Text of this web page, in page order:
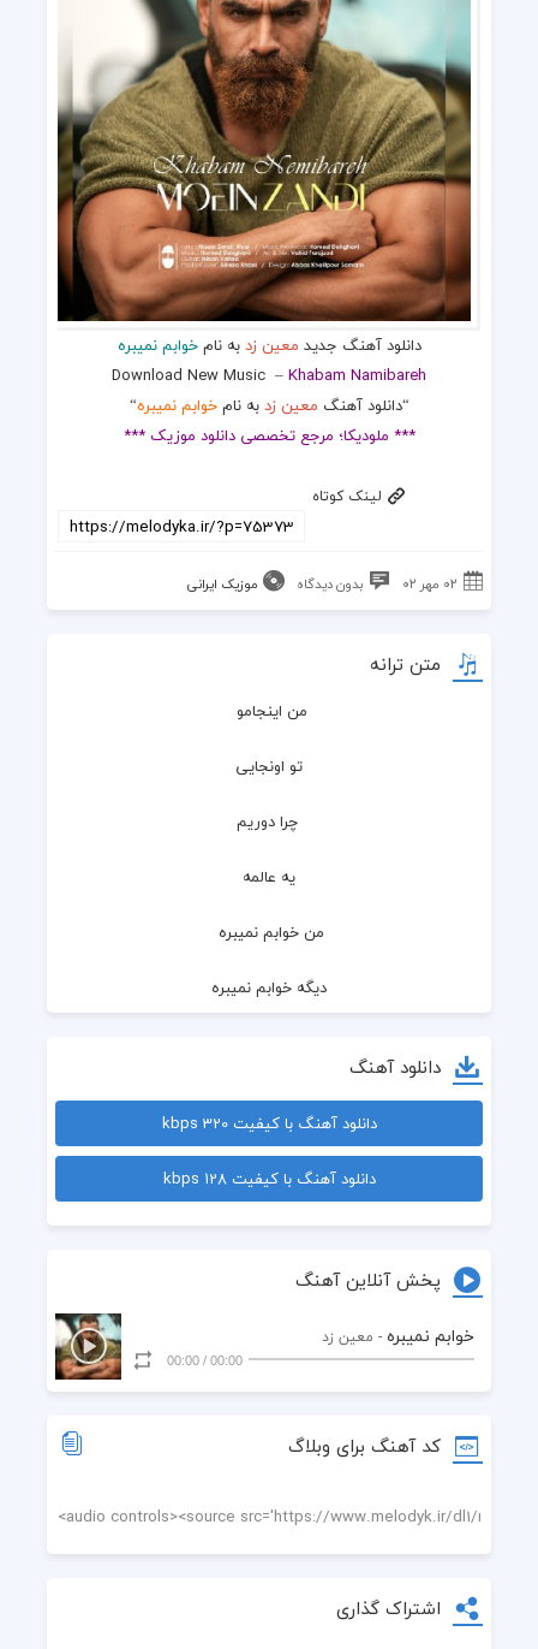
دانلود آهنگ جدید معین زدبه نامخوابم نمیبره
Download New Music –Khabam Namibareh
“دانلود آهنگ معین زدبه نامخوابم نمیبره“
*** ملودیکا؛ مرجع تخصصی دانلود موزیک ***
لینک کوتاه
۰۲ مهر ۰۲ بدون دیدگاه موزیک ایرانی
متن ترانه
من اینجامو
تو اونجایی
چرا دوریم
یه عالمه
من خوابم نمیبره
دیگه خوابم نمیبره
اما خنده هام پر از غمه
من خوابم نمیبره
دیگه خوابم نمیبره
اینجا بی توسرده گل من
ول کردی دستامو
اینجا بی تو بی تو سرد دل من، میشه بازم بشینی امشب تو پای حرف دل
دانلود آهنگ
دانلود آهنگ با کیفیت 320 kbps
دانلود آهنگ با کیفیت 128 kbps
پخش آنلاین آهنگ
خوابم نمیبره - معین زد
00:00
/
00:00
کد آهنگ برای وبلاگ
اشتراک گذاری